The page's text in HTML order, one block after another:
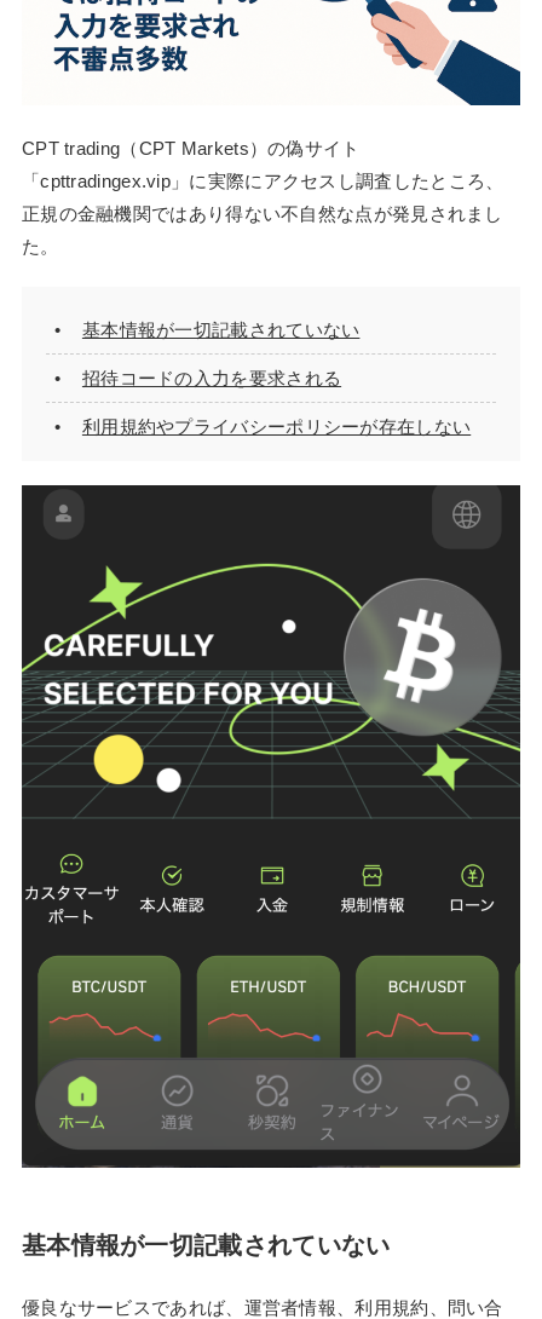
CPT trading（CPT Markets）の偽サイト
「cpttradingex.vip」に実際にアクセスし調査したところ、
正規の金融機関ではあり得ない不自然な点が発見されまし
た。
基本情報が一切記載されていない
招待コードの入力を要求される
利用規約やプライバシーポリシーが存在しない
基本情報が一切記載されていない
優良なサービスであれば、運営者情報、利用規約、問い合